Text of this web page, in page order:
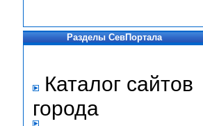
Разделы СевПортала
Каталог сайтов
города